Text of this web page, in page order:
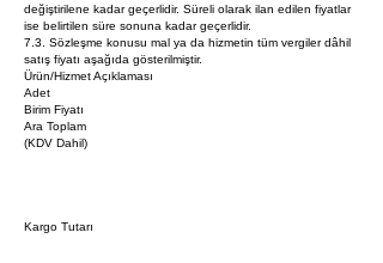
değiştirilene kadar geçerlidir. Süreli olarak ilan edilen fiyatlar
ise belirtilen süre sonuna kadar geçerlidir.
7.3. Sözleşme konusu mal ya da hizmetin tüm vergiler dâhil
satış fiyatı aşağıda gösterilmiştir.
Ürün/Hizmet Açıklaması
Adet
Birim Fiyatı
Ara Toplam
(KDV Dahil)
Kargo Tutarı